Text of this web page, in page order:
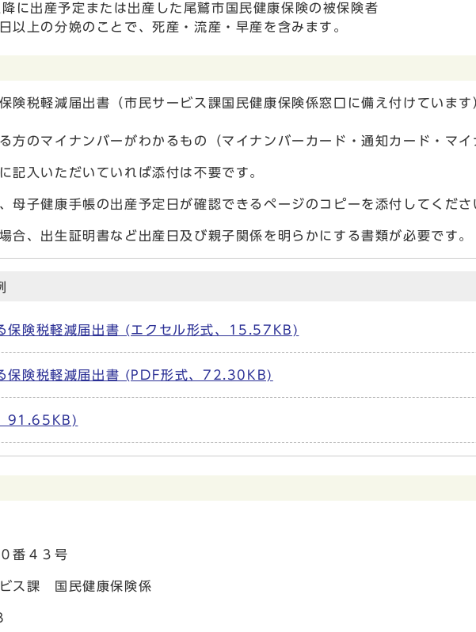
に出産予定または出産した尾鷲市国民健康保険の被保険者
上の分娩のことで、死産・流産・早産を含みます。
税軽減届出書（市民サービス課国民健康保険係窓口に備え付けています
のマイナンバーがわかるもの（マイナンバーカード・通知カード・マイ
入いただいていれば添付は不要です。
母子健康手帳の出産予定日が確認できるページのコピーを添付してくださ
合、出生証明書など出産日及び親子関係を明らかにする書類が必要です。
保険税軽減届出書 (エクセル形式、15.57KB)
保険税軽減届出書 (PDF形式、72.30KB)
91.65KB)
番４３号
ス課 国民健康保険係